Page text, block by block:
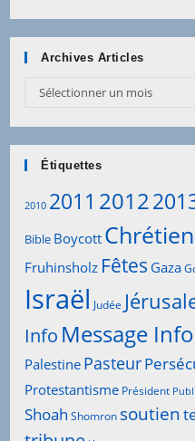
Archives Articles
Sélectionner un mois
Étiquettes
2010 2011 2012
Bible Boycott Chrétien
Fruhinsholz Fêtes Gaza
Israël Judée
Info Message Info
Palestine Pasteur
Protestantisme Président
Shoah Shomron soutien